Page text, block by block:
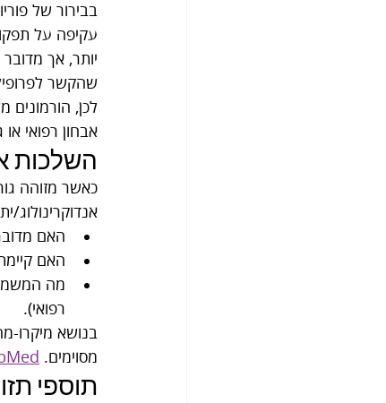
בבירור של
שהקשר
לכן,
אבחון רפואי או
השלכות
כאשר מזוהה
אנדוקרינולוג/
האם
האם
מה
רפואי).
מסוימים.
תוספי